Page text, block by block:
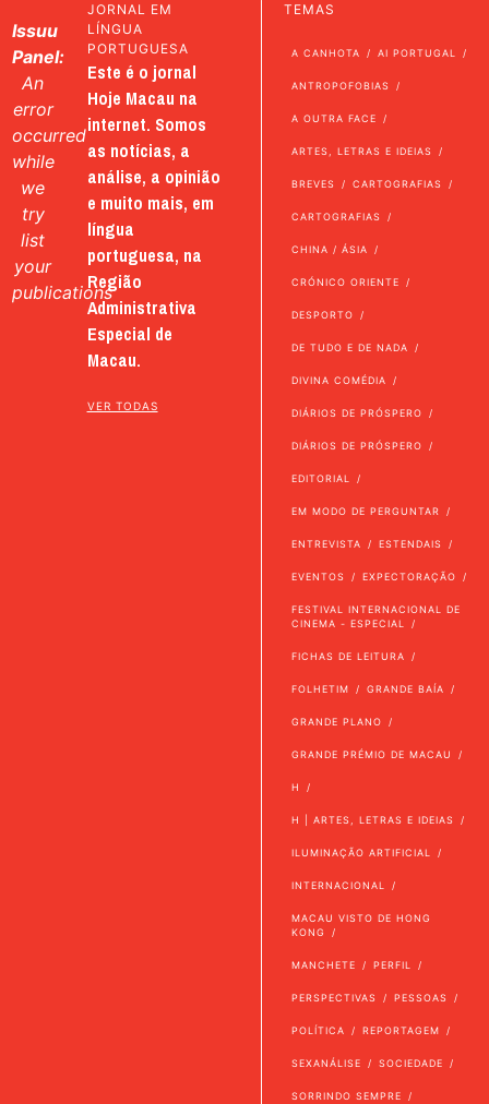
Issuu
Panel:
An
error
occurred
while
we
try
list
your
publications
JORNAL EM
LÍNGUA
PORTUGUESA
Este é o jornal
Hoje Macau na
internet. Somos
as notícias, a
análise, a opinião
e muito mais, em
língua
portuguesa, na
Região
Administrativa
Especial de
Macau.
VER TODAS
TEMAS
A CANHOTA AI PORTUGAL
ANTROPOFOBIAS
A OUTRA FACE
ARTES, LETRAS E IDEIAS
BREVES CARTOGRAFIAS
CARTOGRAFIAS
CHINA / ÁSIA
CRÓNICO ORIENTE
DESPORTO
DE TUDO E DE NADA
DIVINA COMÉDIA
DIÁRIOS DE PRÓSPERO
DIÁRIOS DE PRÓSPERO
EDITORIAL
EM MODO DE PERGUNTAR
ENTREVISTA ESTENDAIS
EVENTOS EXPECTORAÇÃO
FESTIVAL INTERNACIONAL DE
CINEMA - ESPECIAL
FICHAS DE LEITURA
FOLHETIM GRANDE BAÍA
GRANDE PLANO
GRANDE PRÉMIO DE MACAU
H
H | ARTES, LETRAS E IDEIAS
ILUMINAÇÃO ARTIFICIAL
INTERNACIONAL
MACAU VISTO DE HONG
KONG
MANCHETE PERFIL
PERSPECTIVAS PESSOAS
POLÍTICA REPORTAGEM
SEXANÁLISE SOCIEDADE
SORRINDO SEMPRE